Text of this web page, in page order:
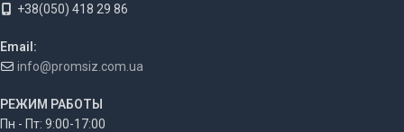
+38(050) 418 29 86
Email:
info@promsiz.com.ua
РЕЖИМ РАБОТЫ
Пн - Пт: 9:00-17:00